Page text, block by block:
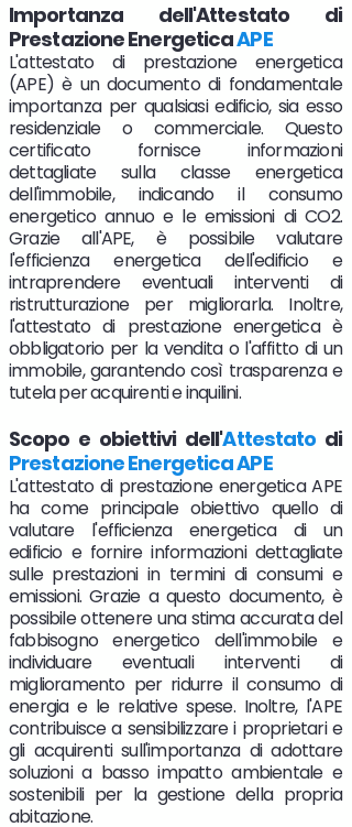
Importanza dell'Attestato di
Prestazione EnergeticaAPE
L'attestato di prestazione energetica
(APE) è un documento di fondamentale
importanza per qualsiasi edificio, sia esso
residenziale o commerciale. Questo
certificato fornisce informazioni
dettagliate sulla classe energetica
dell'immobile, indicando il consumo
energetico annuo e le emissioni di CO2.
Grazie all'APE, è possibile valutare
l'efficienza energetica dell'edificio e
intraprendere eventuali interventi di
ristrutturazione per migliorarla. Inoltre,
l'attestato di prestazione energetica è
obbligatorio per la vendita o l'affitto di un
immobile, garantendo così trasparenza e
tutela per acquirenti e inquilini.
Scopo e obiettivi dell'Attestato di
Prestazione Energetica APE
L'attestato di prestazione energetica APE
ha come principale obiettivo quello di
valutare l'efficienza energetica di un
edificio e fornire informazioni dettagliate
sulle prestazioni in termini di consumi e
emissioni. Grazie a questo documento, è
possibile ottenere una stima accurata del
fabbisogno energetico dell'immobile e
individuare eventuali interventi di
miglioramento per ridurre il consumo di
energia e le relative spese. Inoltre, l'APE
contribuisce a sensibilizzare i proprietari e
gli acquirenti sull'importanza di adottare
soluzioni a basso impatto ambientale e
sostenibili per la gestione della propria
abitazione.